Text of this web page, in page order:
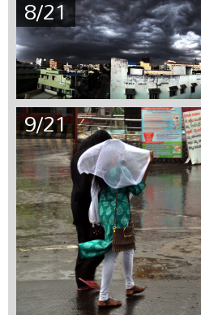
8/21
9/21